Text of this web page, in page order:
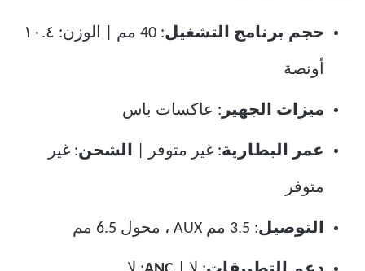
حجم برنامج التشغيل : 40 مم | الوزن: ١٠.٤
أونصة
ميزات الجهير : عاكسات باس
عمر البطارية: غير متوفر | الشحن: غير
متوفر
التوصيل: 3.5 مم AUX ، محول 6.5 مم